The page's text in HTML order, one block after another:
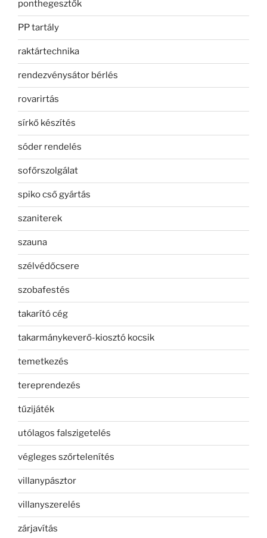
ponthegesztők
PP tartály
raktártechnika
rendezvénysátor bérlés
rovarirtás
sírkő készítés
sóder rendelés
sofőrszolgálat
spiko cső gyártás
szaniterek
szauna
szélvédőcsere
szobafestés
takarító cég
takarmánykeverő-kiosztó kocsik
temetkezés
tereprendezés
tűzijáték
utólagos falszigetelés
végleges szőrtelenítés
villanypásztor
villanyszerelés
zárjavítás